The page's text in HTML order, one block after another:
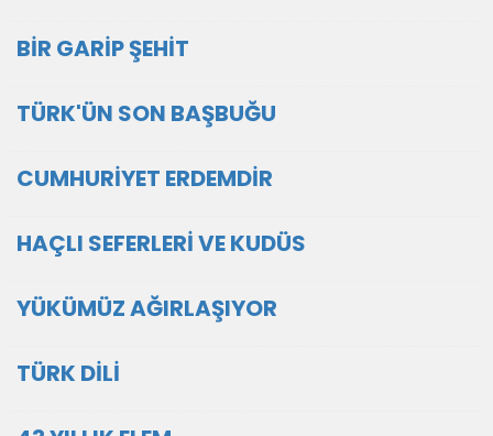
BİR GARİP ŞEHİT
TÜRK'ÜN SON BAŞBUĞU
CUMHURİYET ERDEMDİR
HAÇLI SEFERLERİ VE KUDÜS
YÜKÜMÜZ AĞIRLAŞIYOR
TÜRK DİLİ